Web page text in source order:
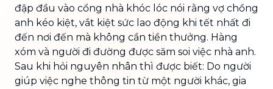
đập đầu vào cổng nhà khóc lóc nói rằng vợ chồng
anh kéo kiệt, vắt kiệt sức lao động khi tết nhất đi
đến nơi đến mà không cần tiền thưởng. Hàng
xóm và người đi đường được săm soi việc nhà anh.
Sau khi hỏi nguyên nhân thì được biết: Do người
giúp việc nghe thông tin từ một người khác, gia